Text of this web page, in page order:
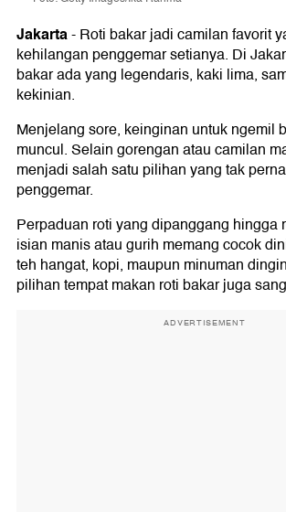
Jakarta-Roti bakar jadi camilan favorit
kehilangan penggemar setianya. Di
bakar ada yang legendaris, kaki lima,
kekinian.
Menjelang sore, keinginan untuk ngemil
muncul. Selain gorengan atau camilan
menjadi salah satu pilihan yang tak
penggemar.
Perpaduan roti yang dipanggang hingga
isian manis atau gurih memang cocok
teh hangat, kopi, maupun minuman
pilihan tempat makan roti bakar juga
ADVERTISEMENT